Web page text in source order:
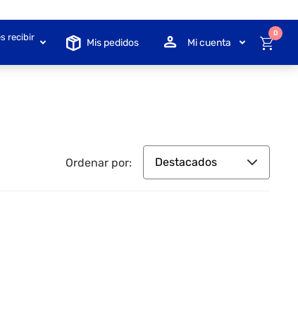
recibir
Mis pedidos Mi cuenta
0
Ordenar por: Destacados